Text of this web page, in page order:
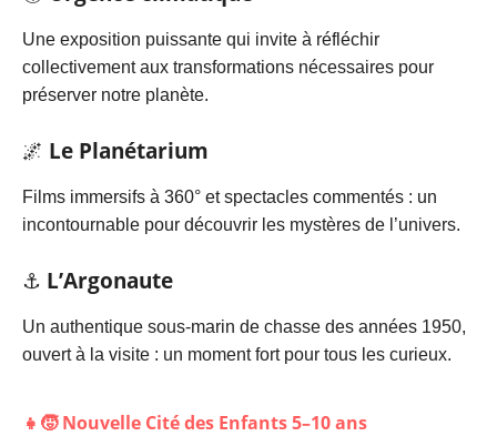
Une exposition puissante qui invite à réfléchir
collectivement aux transformations nécessaires pour
préserver notre planète.
🌌 Le Planétarium
Films immersifs à 360° et spectacles commentés : un
incontournable pour découvrir les mystères de l’univers.
⚓ L’Argonaute
Un authentique sous-marin de chasse des années 1950,
ouvert à la visite : un moment fort pour tous les curieux.
👧🧒Nouvelle Cité des Enfants 5–10 ans